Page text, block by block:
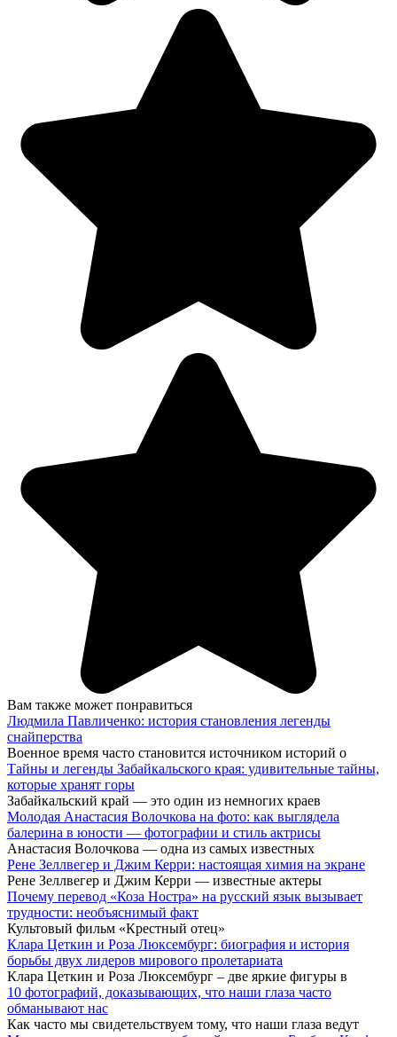
Вам также может понравиться
Людмила Павличенко: история становления легенды
снайперства
Военное время часто становится источником историй о
Тайны и легенды Забайкальского края: удивительные тайны,
которые хранят горы
Забайкальский край — это один из немногих краев
Молодая Анастасия Волочкова на фото: как выглядела
балерина в юности — фотографии и стиль актрисы
Анастасия Волочкова — одна из самых известных
Рене Зеллвегер и Джим Керри: настоящая химия на экране
Рене Зеллвегер и Джим Керри — известные актеры
Почему перевод «Коза Ностра» на русский язык вызывает
трудности: необъяснимый факт
Культовый фильм «Крестный отец»
Клара Цеткин и Роза Люксембург: биография и история
борьбы двух лидеров мирового пролетариата
Клара Цеткин и Роза Люксембург – две яркие фигуры в
10 фотографий, доказывающих, что наши глаза часто
обманывают нас
Как часто мы свидетельствуем тому, что наши глаза ведут